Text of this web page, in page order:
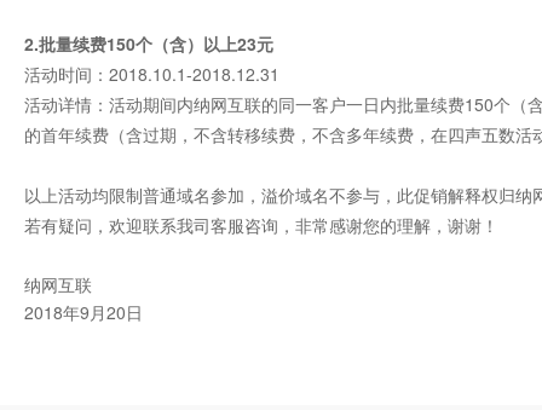
2.批量续费150个（含）以上23元
活动时间：2018.10.1-2018.12.31
活动详情：活动期间内纳网互联的同一客户一日内批量续费150个（
的首年续费（含过期，不含转移续费，不含多年续费，在四声五数
以上活动均限制普通域名参加，溢价域名不参与，此促销解释权归纳
若有疑问，欢迎联系我司客服咨询，非常感谢您的理解，谢谢！
纳网互联
2018年9月20日